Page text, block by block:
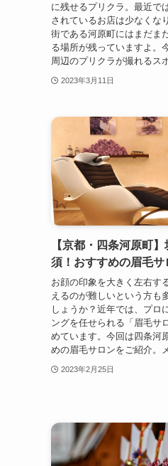
に残せるプリクラ。最近で
されているお店は少なくな
街である河原町にはまだま
る場所が残っていますよ。
周辺のプリクラが撮れるス
2023年3月11日
【京都・四条河原町
須！おすすめの眉毛サ
お顔の印象を大きく左右す
えるのが難しいという方も
しょうか？近年では、プロ
ングを任せられる「眉毛サ
めています。今回は四条河
めの眉毛サロンをご紹介。
2023年2月25日